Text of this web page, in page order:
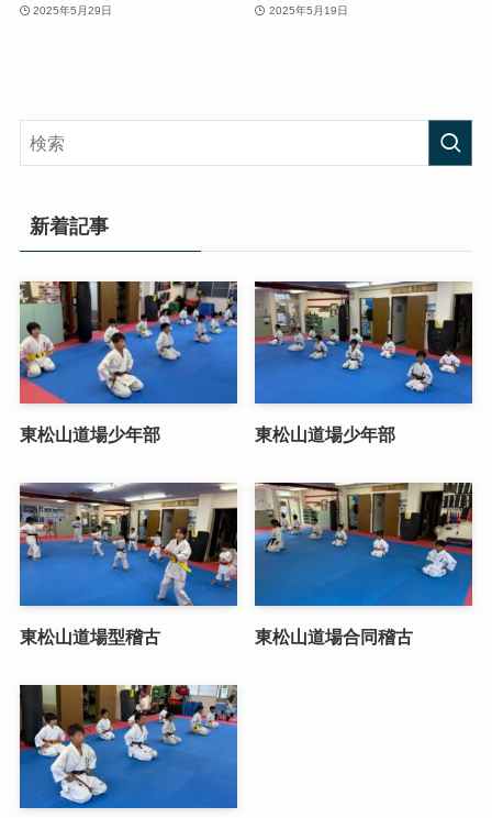
2025年5月29日 2025年5月19日
新着記事
東松山道場少年部 東松山道場少年部
東松山道場型稽古 東松山道場合同稽古